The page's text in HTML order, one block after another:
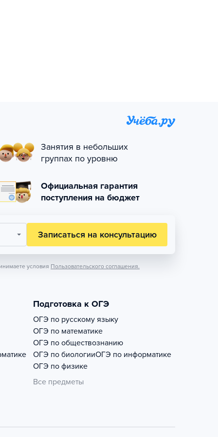
Занятия в небольших
группах по уровню
Официальная гарантия
поступления на бюджет
Записаться на консультацию
условия Пользовательского соглашения.
Подготовка к ОГЭ
ОГЭ по русскому языку
ОГЭ по математике
ОГЭ по обществознанию
ОГЭ по биологииОГЭ по информатике
ОГЭ по физике
Все предметы